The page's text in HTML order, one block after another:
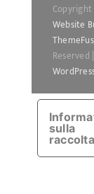
Copyright
Website
Reserved
sulla
raccolta